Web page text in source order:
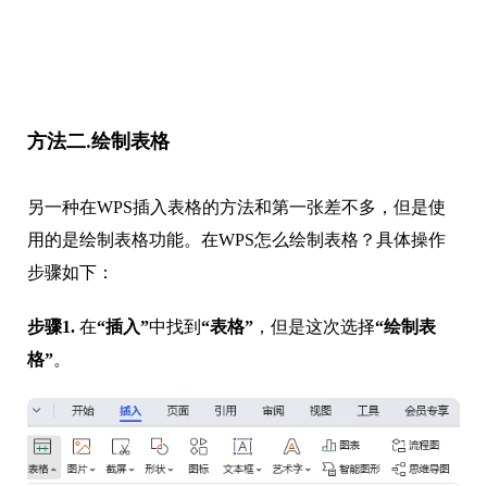
方法二.绘制表格
另一种在WPS插入表格的方法和第一张差不多，但是使
用的是绘制表格功能。在WPS怎么绘制表格？具体操作
步骤如下：
步骤1. 在“插入”中找到 “表格” ，但是这次选择“绘制表
格”。